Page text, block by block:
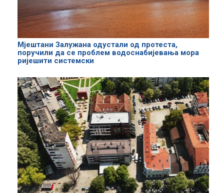
Мјештани Залужана одустали од протеста,
поручили да се проблем водоснабијевања мора
ријешити системски